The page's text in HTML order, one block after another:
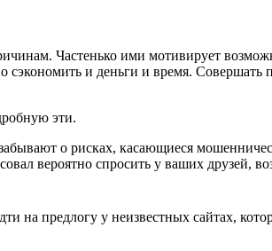
Частенько ими мотивирует
и деньги и время. Совершать
эти.
о рисках, касающиеся
вероятно спросить у ваших друзей,
на предлогу у неизвестных сайтах,